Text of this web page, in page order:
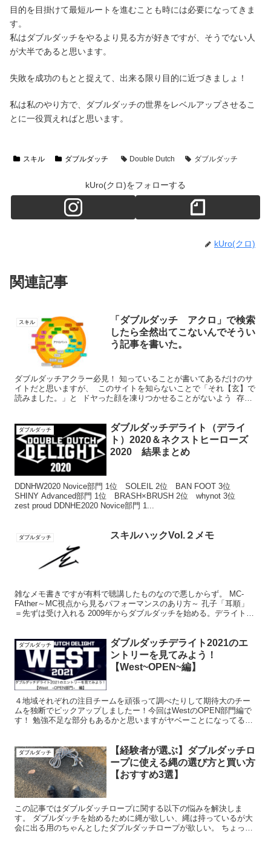
目的を目掛けて最短ルートを進むことも時には必要になってきま
す。
私はダブルダッチをやるより見る方が好きですが、そうでない人
が大半であると思います。
失敗を成功のもとと捉えて、出来る限り目的に近づきましょ！
私は私のやり方で、ダブルダッチの世界をレベルアップさせるこ
とに一役買えればと思います。
スキル ダブルダッチ Double Dutch ダブルダッチ
kUro(クロ)をフォローする
kUro(クロ)
関連記事
スキル
「ダブルダッチ アクロ」で検索
したら全然出てこないんでそうい
う記事を書いた。
ダブルダッチアクラー必見！ 知っていることが書いてあるだけのサ
イトだと思いますが、 このサイトを知らないことで「それ【玄】で
読みました。」と ドヤった顔を凍りつかせることがないよう 存在
ダブルダッチ
ダブルダッチデライト（デライ
ト）2020＆ネクストヒーローズ
2020 結果まとめ
DDNHW2020 Novice部門 1位 SOLEIL 2位 BAN FOOT 3位
SHINY Advanced部門 1位 BRASH×BRUSH 2位 whynot 3位
zest proud DDNHE2020 Novice部門 1...
ダブルダッチ スキルハックVol.２メモ
雑なメモ書きですが有料で聴講したものなので悪しからず。 MC-
FAther～MC視点から見るパフォーマンスのあり方～ 孔子「耳順」
＝先ずは受け入れる 2009年からダブルダッチを始める。デライトは
ダブルダッチ
ダブルダッチデライト2021のエ
ントリーを見てみよう！
【West~OPEN~編】
４地域それぞれの注目チームを頑張って調べたりして期待大のチー
ムを独断でピックアップしましたー！今回はWestのOPEN部門編で
す！ 勉強不足な部分もあるかと思いますがヤベーことになってるん
ダブルダッチ
【経験者が選ぶ】ダブルダッチロ
ープに使える縄の選び方と買い方
【おすすめ3選】
この記事ではダブルダッチロープに関する以下の悩みを解決しま
す。 ダブルダッチを始めるために縄が欲しい、縄は持っているが大
会に出る用のちゃんとしたダブルダッチロープが欲しい。 ちょっと